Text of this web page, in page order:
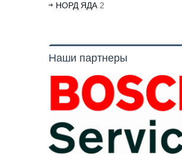
НОРД ЯДА 2
Наши партнеры